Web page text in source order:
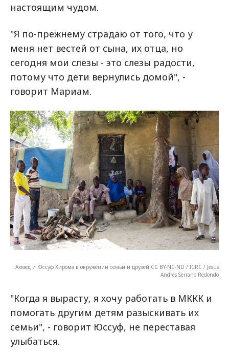
настоящим чудом.
"Я по-прежнему страдаю от того, что у
меня нет вестей от сына, их отца, но
сегодня мои слезы - это слезы радости,
потому что дети вернулись домой", -
говорит Мариам.
Ахмед и Юссуф Хирома в окружении семьи и друзей CC BY-NC-ND / ICRC / Jesus
Andres Serrano Redondo
"Когда я вырасту, я хочу работать в МККК и
помогать другим детям разыскивать их
семьи", - говорит Юссуф, не переставая
улыбаться.